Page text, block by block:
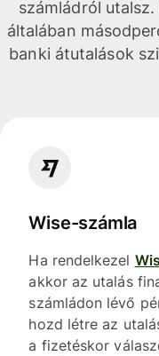
számládról
általában
banki átutalások
Wise-számla
Ha rendelkezel
akkor az utalás
számládon lévő
hozd létre az
a fizetéskor